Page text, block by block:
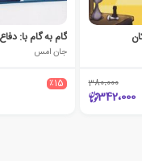
380،000
342،000
گام به گام با:
جان امس
٪15